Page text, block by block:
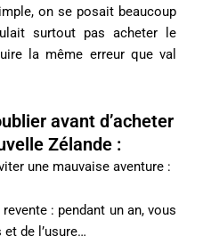
on se posait beaucoup
surtout pas acheter le
la même erreur que val
avant d’acheter
Zélande :
une mauvaise aventure :
: pendant un an, vous
de l’usure…